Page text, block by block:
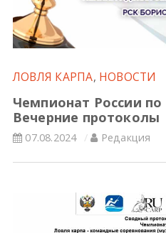
ЛОВЛЯ КАРПА, НОВОСТИ
Чемпионат России по
Вечерние протоколы
07.08.2024 Редакция
Всероссийские правила